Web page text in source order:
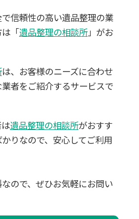
信頼性の高い遺品整理の業
「遺品整理の相談所」がお
は、お客様のニーズに合わせ
者をご紹介するサービスで
遺品整理の相談所がおすす
りなので、安心してご利用
ので、ぜひお気軽にお問い